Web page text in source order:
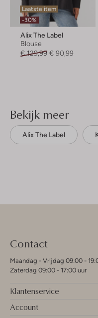
Laatste item
-30%
Alix The Label
Blouse
€ 129,99 € 90,99
Bekijk meer
Alix The Label
Contact
Maandag - Vrijdag 09:00 -
Zaterdag 09:00 - 17:00 uur
Klantenservice
Account